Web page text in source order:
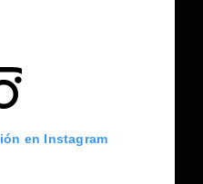
en Instagram